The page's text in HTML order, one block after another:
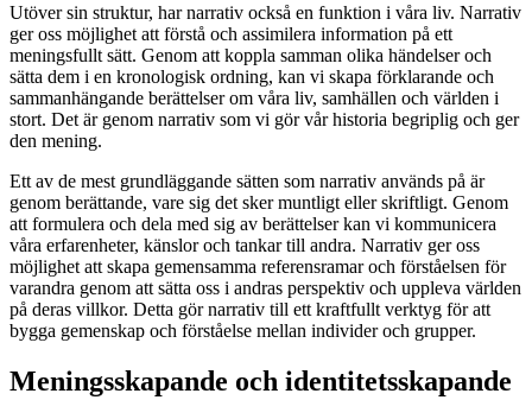
Utöver sin struktur, har narrativ också en funktion i våra liv. Narrativ
ger oss möjlighet att förstå och assimilera information på ett
meningsfullt sätt. Genom att koppla samman olika händelser och
sätta dem i en kronologisk ordning, kan vi skapa förklarande och
sammanhängande berättelser om våra liv, samhällen och världen i
stort. Det är genom narrativ som vi gör vår historia begriplig och ger
den mening.
Ett av de mest grundläggande sätten som narrativ används på är
genom berättande, vare sig det sker muntligt eller skriftligt. Genom
att formulera och dela med sig av berättelser kan vi kommunicera
våra erfarenheter, känslor och tankar till andra. Narrativ ger oss
möjlighet att skapa gemensamma referensramar och förståelsen för
varandra genom att sätta oss i andras perspektiv och uppleva världen
på deras villkor. Detta gör narrativ till ett kraftfullt verktyg för att
bygga gemenskap och förståelse mellan individer och grupper.
Meningsskapande och identitetsskapande